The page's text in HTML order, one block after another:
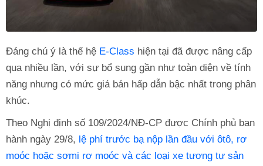
Đáng chú ý là thế hệ E-Class hiện tại đã được nâng cấp
qua nhiều lần, với sự bổ sung gần như toàn diện về tính
năng nhưng có mức giá bán hấp dẫn bậc nhất trong phân
khúc.
Theo Nghị định số 109/2024/NĐ-CP được Chính phủ ban
hành ngày 29/8, lệ phí trước bạ nộp lần đầu với ôtô, rơ
moóc hoặc sơmi rơ moóc và các loại xe tương tự sản